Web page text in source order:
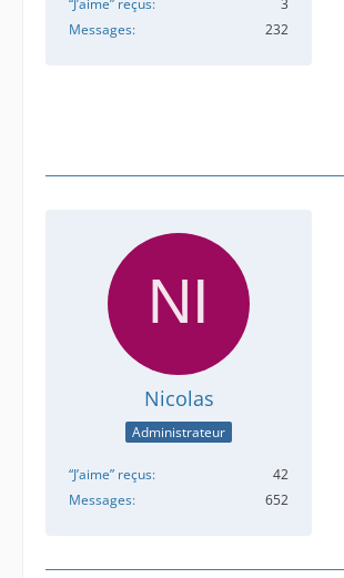
“J’aime” reçus
3
Messages
232
Nicolas
Administrateur
“J’aime” reçus
42
Messages
652